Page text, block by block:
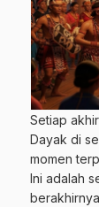
Setiap
Dayak di
momen
Ini adalah